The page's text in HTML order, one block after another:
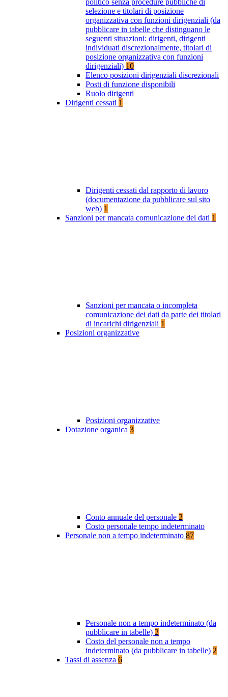
politico senza procedure pubbliche di
selezione e titolari di posizione
organizzativa con funzioni dirigenziali (da
pubblicare in tabelle che distinguano le
seguenti situazioni: dirigenti, dirigenti
individuati discrezionalmente, titolari di
posizione organizzativa con funzioni
dirigenziali) 10
Elenco posizioni dirigenziali discrezionali
Posti di funzione disponibili
Ruolo dirigenti
Dirigenti cessati 1
Dirigenti cessati dal rapporto di lavoro
(documentazione da pubblicare sul sito
web) 1
Sanzioni per mancata comunicazione dei dati 1
Sanzioni per mancata o incompleta
comunicazione dei dati da parte dei titolari
di incarichi dirigenziali 1
Posizioni organizzative
Posizioni organizzative
Dotazione organica 3
Conto annuale del personale 2
Costo personale tempo indeterminato
Personale non a tempo indeterminato 87
Personale non a tempo indeterminato (da
pubblicare in tabelle) 2
Costo del personale non a tempo
indeterminato (da pubblicare in tabelle) 2
Tassi di assenza 6